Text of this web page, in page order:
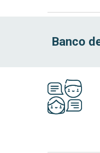
Banco